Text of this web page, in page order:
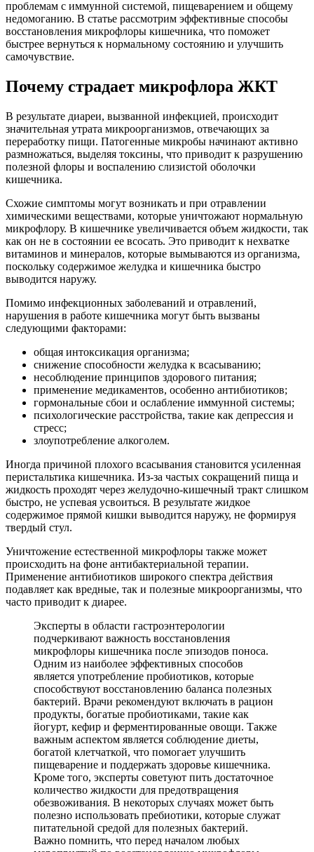
проблемам с иммунной системой, пищеварением и общему
недомоганию. В статье рассмотрим эффективные способы
восстановления микрофлоры кишечника, что поможет
быстрее вернуться к нормальному состоянию и улучшить
самочувствие.
Почему страдает микрофлора ЖКТ
В результате диареи, вызванной инфекцией, происходит
значительная утрата микроорганизмов, отвечающих за
переработку пищи. Патогенные микробы начинают активно
размножаться, выделяя токсины, что приводит к разрушению
полезной флоры и воспалению слизистой оболочки
кишечника.
Схожие симптомы могут возникать и при отравлении
химическими веществами, которые уничтожают нормальную
микрофлору. В кишечнике увеличивается объем жидкости, так
как он не в состоянии ее всосать. Это приводит к нехватке
витаминов и минералов, которые вымываются из организма,
поскольку содержимое желудка и кишечника быстро
выводится наружу.
Помимо инфекционных заболеваний и отравлений,
нарушения в работе кишечника могут быть вызваны
следующими факторами:
общая интоксикация организма;
снижение способности желудка к всасыванию;
несоблюдение принципов здорового питания;
применение медикаментов, особенно антибиотиков;
гормональные сбои и ослабление иммунной системы;
психологические расстройства, такие как депрессия и
стресс;
злоупотребление алкоголем.
Иногда причиной плохого всасывания становится усиленная
перистальтика кишечника. Из-за частых сокращений пища и
жидкость проходят через желудочно-кишечный тракт слишком
быстро, не успевая усвоиться. В результате жидкое
содержимое прямой кишки выводится наружу, не формируя
твердый стул.
Уничтожение естественной микрофлоры также может
происходить на фоне антибактериальной терапии.
Применение антибиотиков широкого спектра действия
подавляет как вредные, так и полезные микроорганизмы, что
часто приводит к диарее.
Эксперты в области гастроэнтерологии
подчеркивают важность восстановления
микрофлоры кишечника после эпизодов поноса.
Одним из наиболее эффективных способов
является употребление пробиотиков, которые
способствуют восстановлению баланса полезных
бактерий. Врачи рекомендуют включать в рацион
продукты, богатые пробиотиками, такие как
йогурт, кефир и ферментированные овощи. Также
важным аспектом является соблюдение диеты,
богатой клетчаткой, что помогает улучшить
пищеварение и поддержать здоровье кишечника.
Кроме того, эксперты советуют пить достаточное
количество жидкости для предотвращения
обезвоживания. В некоторых случаях может быть
полезно использовать пребиотики, которые служат
питательной средой для полезных бактерий.
Важно помнить, что перед началом любых